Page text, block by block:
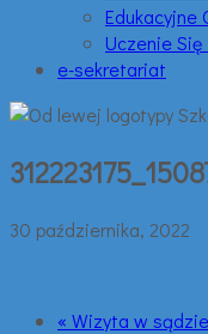
Edukacyjne
Uczenie Się
e-sekretariat
30 października, 2022
« Wizyta w sądzie